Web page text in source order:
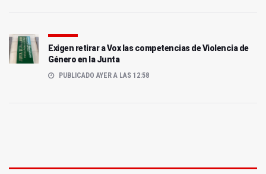
Exigen retirar a Vox las competencias de Violencia de
Género en la Junta
PUBLICADO AYER A LAS 12:58